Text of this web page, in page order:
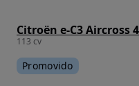
113 cv
Promovido